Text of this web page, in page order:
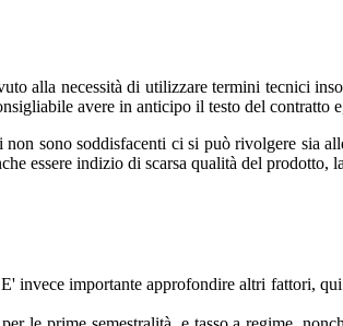
alla necessità di utilizzare termini tecnici
avere in anticipo il testo del
sono soddisfacenti ci si può rivolgere sia
essere indizio di scarsa qualità del
invece importante approfondire altri fattori,